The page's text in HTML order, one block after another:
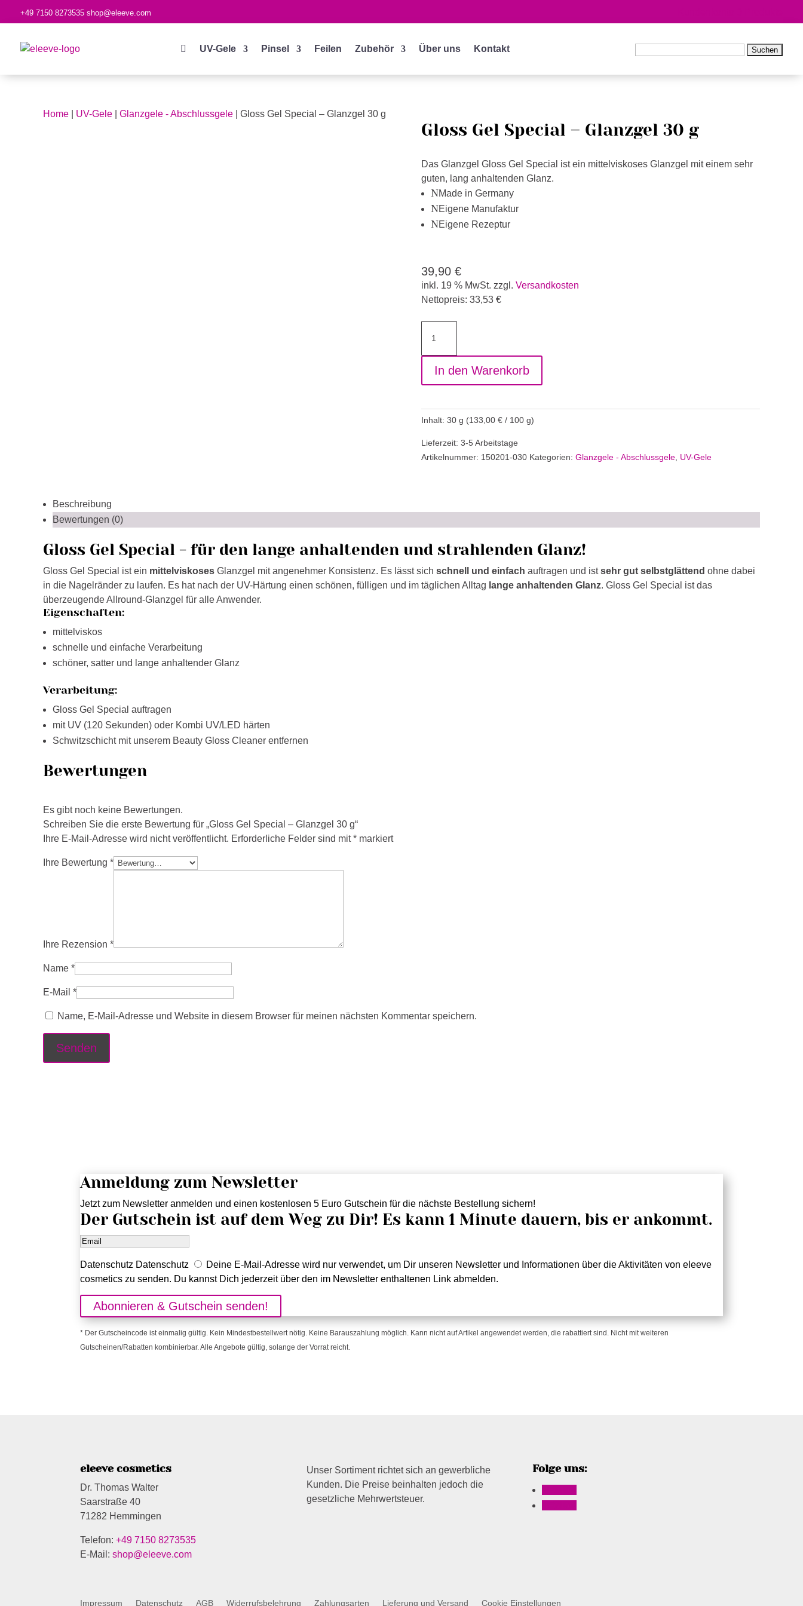
+49 7150 8273535 shop@eleeve.com
 UV-Gele Pinsel Feilen Zubehör Über uns Kontakt
Home UV-Gele Glanzgele - Abschlussgele | Gloss Gel Special – Glanzgel 30 g
Gloss Gel Special – Glanzgel 30 g
Das Glanzgel Gloss Gel Special ist ein mittelviskoses Glanzgel mit einem sehr
guten, lang anhaltenden Glanz.
NMade in Germany
NEigene Manufaktur
NEigene Rezeptur
39,90 €
inkl. 19 % MwSt. zzgl. Versandkosten
Nettopreis: 33,53 €
Gel
Special
Glanzgel
In den Warenkorb
Inhalt: 30 g (133,00 € / 100 g)
Lieferzeit: 3-5 Arbeitstage
Artikelnummer: 150201-030 Kategorien: Glanzgele - Abschlussgele UV-Gele
Beschreibung
Bewertungen (0)
Gloss Gel Special - für den lange anhaltenden und strahlenden Glanz!
Gloss Gel Special ist ein mittelviskoses Glanzgel mit angenehmer Konsistenz. Es lässt sich schnell und einfach auftragen und istsehr gut selbstglättend ohne dabei
in die Nagelränder zu laufen. Es hat nach der UV-Härtung einen schönen, fülligen und im täglichen Alltag lange anhaltenden Glanz. Gloss Gel Special ist das
überzeugende Allround-Glanzgel für alle Anwender.
Eigenschaften:
mittelviskos
schnelle und einfache Verarbeitung
schöner, satter und lange anhaltender Glanz
Verarbeitung:
Gloss Gel Special auftragen
mit UV (120 Sekunden) oder Kombi UV/LED härten
Schwitzschicht mit unserem Beauty Gloss Cleaner entfernen
Bewertungen
Es gibt noch keine Bewertungen.
Schreiben Sie die erste Bewertung für „Gloss Gel Special – Glanzgel 30 g“
Ihre E-Mail-Adresse wird nicht veröffentlicht. Erforderliche Felder sind mit* markiert
Ihre Bewertung *
Ihre Rezension *
Name *
E-Mail *
Name, E-Mail-Adresse und Website in diesem Browser für meinen nächsten Kommentar speichern.
Anmeldung zum Newsletter
Jetzt zum Newsletter anmelden und einen kostenlosen 5 Euro Gutschein für die nächste Bestellung sichern!
Der Gutschein ist auf dem Weg zu Dir! Es kann 1 Minute dauern, bis er ankommt.
Datenschutz Datenschutz
Deine E-Mail-Adresse wird nur verwendet, um Dir unseren Newsletter und Informationen über die Aktivitäten von eleeve
cosmetics zu senden. Du kannst Dich jederzeit über den im Newsletter enthaltenen Link abmelden.
Abonnieren & Gutschein senden!
* Der Gutscheincode ist einmalig gültig. Kein Mindestbestellwert nötig. Keine Barauszahlung möglich. Kann nicht auf Artikel angewendet werden, die rabattiert sind. Nicht mit weiteren
Gutscheinen/Rabatten kombinierbar. Alle Angebote gültig, solange der Vorrat reicht.
eleeve cosmetics
Dr. Thomas Walter
Saarstraße 40
71282 Hemmingen
Telefon:+49 7150 8273535
E-Mail:shop@eleeve.com
Unser Sortiment richtet sich an gewerbliche
Kunden. Die Preise beinhalten jedoch die
gesetzliche Mehrwertsteuer.
Folge uns:
Impressum Datenschutz AGB Widerrufsbelehrung Zahlungsarten Lieferung und Versand Cookie Einstellungen